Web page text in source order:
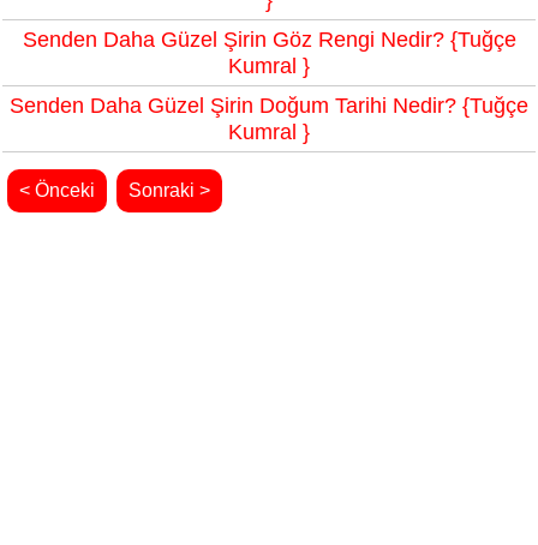
Senden Daha Güzel Şirin Göz Rengi Nedir? {Tuğçe
Kumral }
Senden Daha Güzel Şirin Doğum Tarihi Nedir? {Tuğçe
Kumral }
< Önceki Sonraki >